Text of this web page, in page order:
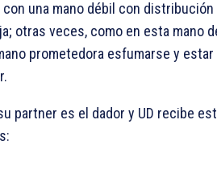
una mano débil con distribución
otras veces, como en esta mano
prometedora esfumarse y estar
partner es el dador y UD recibe